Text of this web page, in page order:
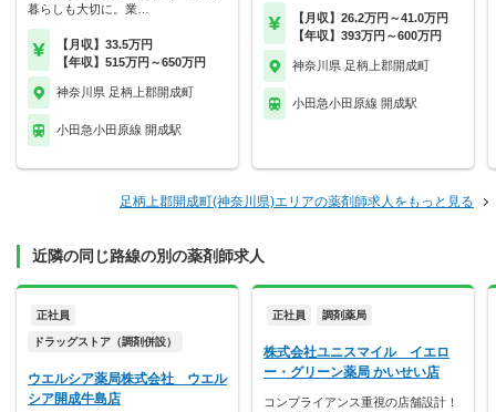
暮らしも大切に。業…
【月収】33.5万円
【年収】515万円～650万円
神奈川県 足柄上郡開成町
小田急小田原線 開成駅
【月収】26.2万円～41.0万円
【年収】393万円～600万円
神奈川県 足柄上郡開成町
小田急小田原線 開成駅
足柄上郡開成町(神奈川県)エリアの薬剤師求人をもっと見る
近隣の同じ路線の別の薬剤師求人
正社員
ドラッグストア（調剤併設）
ウエルシア薬局株式会社 ウエル
シア開成牛島店
正社員 調剤薬局
株式会社ユニスマイル イエロ
ー・グリーン薬局 かいせい店
コンプライアンス重視の店舗設計！